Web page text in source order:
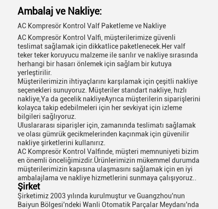
Ambalaj ve Nakliye:
AC Kompresör Kontrol Valf Paketleme ve Nakliye
AC Kompresör Kontrol Valfi, müşterilerimize güvenli
teslimat sağlamak için dikkatlice paketlenecek.Her valf
teker teker koruyucu malzeme ile sarılır ve nakliye sırasında
herhangi bir hasarı önlemek için sağlam bir kutuya
yerleştirilir.
Müşterilerimizin ihtiyaçlarını karşılamak için çeşitli nakliye
seçenekleri sunuyoruz. Müşteriler standart nakliye, hızlı
nakliye,Ya da gecelik nakliyeAyrıca müşterilerin siparişlerini
kolayca takip edebilmeleri için her sevkiyat için izleme
bilgileri sağlıyoruz.
Uluslararası siparişler için, zamanında teslimatı sağlamak
ve olası gümrük gecikmelerinden kaçınmak için güvenilir
nakliye şirketlerini kullanırız.
AC Kompresör Kontrol Valfinde, müşteri memnuniyeti bizim
en önemli önceliğimizdir.Ürünlerimizin mükemmel durumda
müşterilerimizin kapısına ulaşmasını sağlamak için en iyi
ambalajlama ve nakliye hizmetlerini sunmaya çalışıyoruz..
Şirket
Şirketimiz 2003 yılında kurulmuştur ve Guangzhou'nun
Baiyun Bölgesi'ndeki Wanli Otomatik Parçalar Meydanı'nda